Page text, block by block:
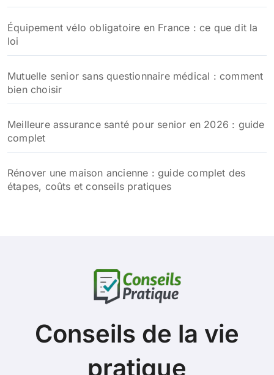
Équipement vélo obligatoire en France : ce que dit la
loi
Mutuelle senior sans questionnaire médical : comment
bien choisir
Meilleure assurance santé pour senior en 2026 : guide
complet
Rénover une maison ancienne : guide complet des
étapes, coûts et conseils pratiques
Conseils de la vie
pratique